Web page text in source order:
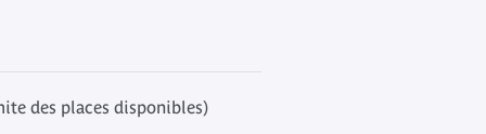
des places disponibles)